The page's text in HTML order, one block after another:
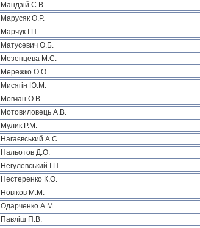
Мандзій С.В.
Марусяк О.Р.
Марчук І.П.
Матусевич О.Б.
Мезенцева М.С.
Мережко О.О.
Мисягін Ю.М.
Мовчан О.В.
Мотовиловець А.В.
Мулик Р.М.
Нагаєвський А.С.
Нальотов Д.О.
Негулевський І.П.
Нестеренко К.О.
Новіков М.М.
Одарченко А.М.
Павліш П.В.